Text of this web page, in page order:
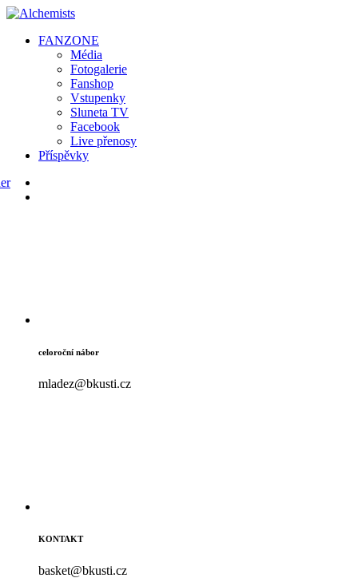
FANZONE
Média
Fotogalerie
Fanshop
Vstupenky
Sluneta TV
Facebook
Live přenosy
Příspěvky
celoroční nábor
mladez@bkusti.cz
KONTAKT
basket@bkusti.cz